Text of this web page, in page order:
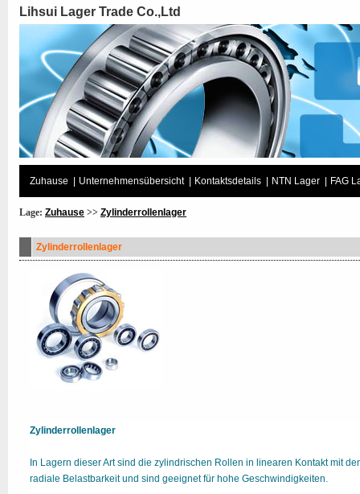
Lihsui Lager Trade Co.,Ltd
Zuhause Unternehmensübersicht Kontaktsdetails NTN Lager FAG
Lage: Zuhause >> Zylinderrollenlager
Zylinderrollenlager
Zylinderrollenlager
In Lagern dieser Art sind die zylindrischen Rollen in linearen Kontakt mit
radiale Belastbarkeit und sind geeignet für hohe Geschwindigkeiten.